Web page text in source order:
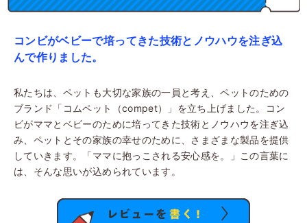
コンビがベビーで培ってきた技術とノウハウを注ぎ込
んで作りました。
私たちは、ペットも大切な家族の一員と考え、ペットのための
ブランド「コムペット（compet）」を立ち上げました。コン
ビがママとベビーのために培ってきた技術とノウハウを注ぎ込
み、ペットとその家族の幸せのために、さまざまな製品を提供
していきます。「ママに抱っこされる安心感を。」この言葉に
は、そんな思いが込められています。